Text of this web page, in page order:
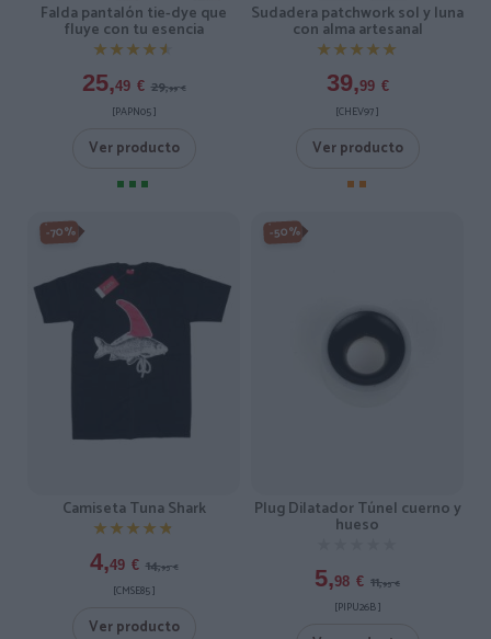
Falda pantalón tie-dye que
fluye con tu esencia
★★★★★
★★★★★
25,49 € 29,99 €
[PAPN05 ]
Ver producto
Sudadera patchwork sol y luna
con alma artesanal
★★★★★
★★★★★
39,99 €
[CHEV97 ]
Ver producto
-70%
Camiseta Tuna Shark
★★★★★
★★★★★
4,49 € 14,95 €
[CMSE85 ]
Ver producto
-50%
Plug Dilatador Túnel cuerno y
hueso
5,98 € 11,95 €
[PIPU26B ]